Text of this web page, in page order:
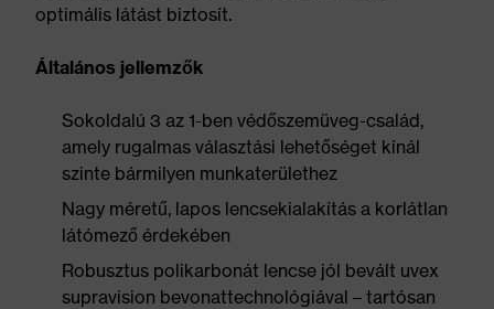
optimális látást biztosít.
Általános jellemzők
Sokoldalú 3 az 1-ben védőszemüveg-család,
amely rugalmas választási lehetőséget kínál
szinte bármilyen munkaterülethez
Nagy méretű, lapos lencsekialakítás a korlátlan
látómező érdekében
Robusztus polikarbonát lencse jól bevált uvex
supravision bevonattechnológiával – tartósan